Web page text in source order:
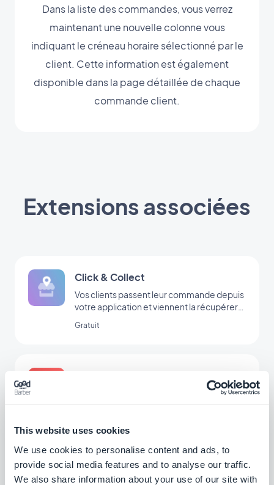
This website uses cookies
We use cookies to personalise content and ads, to
provide social media features and to analyse our traffic.
We also share information about your use of our site with
Dans la liste des commandes, vous verrez
maintenant une nouvelle colonne vous
indiquant le créneau horaire sélectionné par le
client. Cette information est également
disponible dans la page détaillée de chaque
commande client.
Extensions associées
Click & Collect
Vos clients passent leur commande depuis
votre application et viennent la récupérer
Gratuit
Configurez vos zones de livraison par code
proximité
Paiement offline